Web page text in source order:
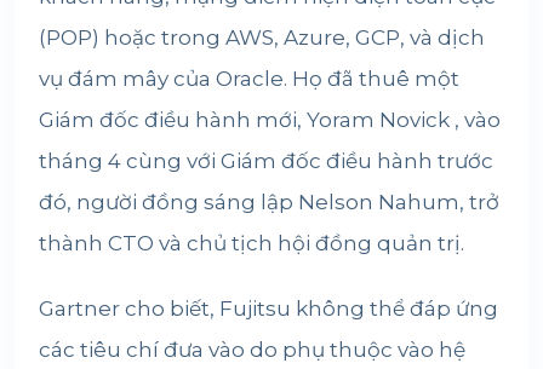
(POP) hoặc trong AWS, Azure, GCP, và dịch
vụ đám mây của Oracle. Họ đã thuê một
Giám đốc điều hành mới, Yoram Novick , vào
tháng 4 cùng với Giám đốc điều hành trước
đó, người đồng sáng lập Nelson Nahum, trở
thành CTO và chủ tịch hội đồng quản trị.
Gartner cho biết, Fujitsu không thể đáp ứng
các tiêu chí đưa vào do phụ thuộc vào hệ